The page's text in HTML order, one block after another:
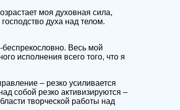
моя духовная сила,
духа над телом.
Весь мой
исполнения всего того, что я
– резко усиливается
собой резко активизируются –
творческой работы над